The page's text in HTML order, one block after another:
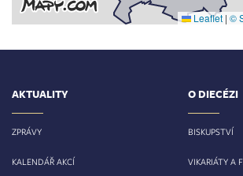
Leaflet | ©
AKTUALITY
ZPRÁVY
KALENDÁŘ AKCÍ
O DIECÉZI
BISKUPSTVÍ
VIKARIÁTY A